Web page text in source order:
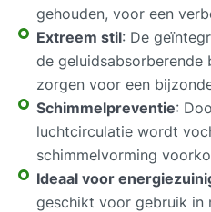
gehouden, voor een
Extreem stil: De
de geluidsabsorberende
zorgen voor een
Schimmelpreventie:
luchtcirculatie wordt
schimmelvorming
Ideaal voor
geschikt voor gebruik in